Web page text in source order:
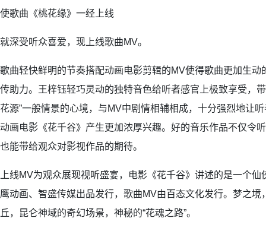
使歌曲《桃花缘》一经上线
就深受听众喜爱，现上线歌曲MV。
歌曲轻快鲜明的节奏搭配动画电影剪辑的MV使得歌曲更加生动
传助力。王梓钰轻巧灵动的独特音色给听者感官上极致享受，
花源”一般情景的心境，与MV中剧情相辅相成，十分强烈地让
动画电影《花千谷》产生更加浓厚兴趣。好的音乐作品不仅令
也能带给观众对影视作品的期待。
上线MV为观众展现视听盛宴，电影《花千谷》讲述的是一个
鹰动画、智盛传媒出品发行，歌曲MV由百态文化发行。梦之境
丘，昆仑神域的奇幻场景，神秘的“花魂之路”。